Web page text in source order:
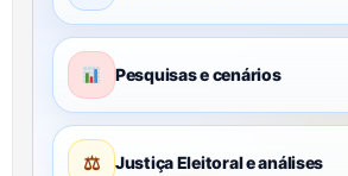
Pesquisas e cenários
⚖ Justiça Eleitoral e análises